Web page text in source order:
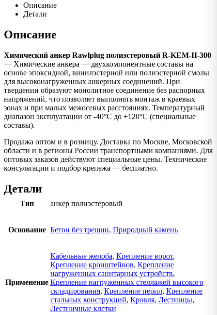
Описание
Детали
Описание
Химический анкер Rawlplug полиэстеровый R-KEM-II-300
— Химические анкера — двухкомпонентные составы на
основе эпоксидной, винилэстерной или полиэстерной смолы
для высоконагруженных анкерных соединений. При
твердении образуют монолитное соединение без распорных
напряжений, что позволяет выполнять монтаж в краевых
зонах и при малых межосевых расстояниях. Температурный
диапазон эксплуатации от -40°C до +120°C (специальные
составы).
Продажа оптом и в розницу. Доставка по Москве, Московской
области и в регионы России транспортными компаниями. Для
оптовых заказов действуют специальные цены. Технические
консультации и подбор крепежа — бесплатно.
Детали
Тип анкер полиэстеровый
Основание Бетон без трещин, Природный камень
Применение
Кабельные желоба, Крепление ворот,
Крепление кронштейнов, Крепление
нагруженных санитарных устройств,
Крепление нагруженных стеллажей высокого
складирования, Крепление перил, Крепление
стальных конструкций, Кровля, Лестницы,
Лестничные клетки